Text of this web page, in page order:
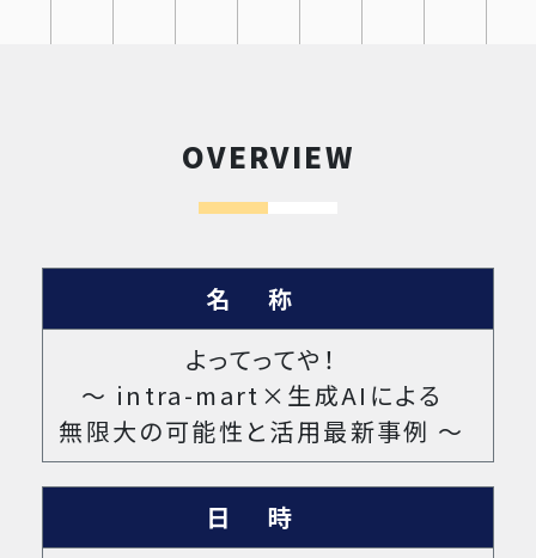
OVERVIEW
名称
よってってや！​
～ intra-mart×生成AIによる
無限大の可能性と活用最新事例 ～
日時